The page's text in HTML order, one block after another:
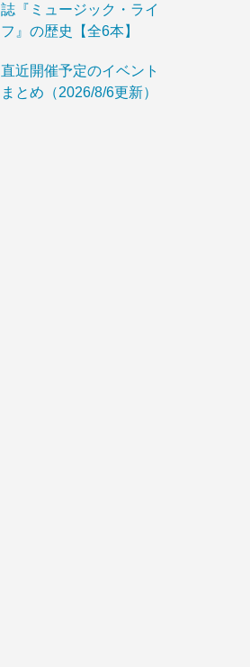
誌『ミュージック・ライ
フ』の歴史【全6本】
直近開催予定のイベント
まとめ（2026/8/6更新）